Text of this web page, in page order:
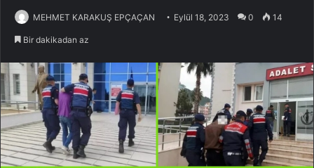
MEHMET KARAKUŞ EPÇAÇAN Eylül 18, 2023 0 14
Bir dakikadan az